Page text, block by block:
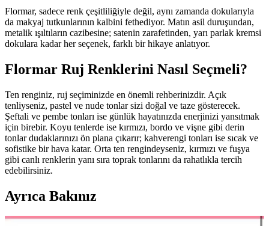
Flormar, sadece renk çeşitliliğiyle değil, aynı zamanda dokularıyla
da makyaj tutkunlarının kalbini fethediyor. Matın asil duruşundan,
metalik ışıltıların cazibesine; satenin zarafetinden, yarı parlak kremsi
dokulara kadar her seçenek, farklı bir hikaye anlatıyor.
Flormar Ruj Renklerini Nasıl Seçmeli?
Ten renginiz, ruj seçiminizde en önemli rehberinizdir. Açık
tenliyseniz, pastel ve nude tonlar sizi doğal ve taze gösterecek.
Şeftali ve pembe tonları ise günlük hayatınızda enerjinizi yansıtmak
için birebir. Koyu tenlerde ise kırmızı, bordo ve vişne gibi derin
tonlar dudaklarınızı ön plana çıkarır; kahverengi tonları ise sıcak ve
sofistike bir hava katar. Orta ten rengindeyseniz, kırmızı ve fuşya
gibi canlı renklerin yanı sıra toprak tonlarını da rahatlıkla tercih
edebilirsiniz.
Ayrıca Bakınız